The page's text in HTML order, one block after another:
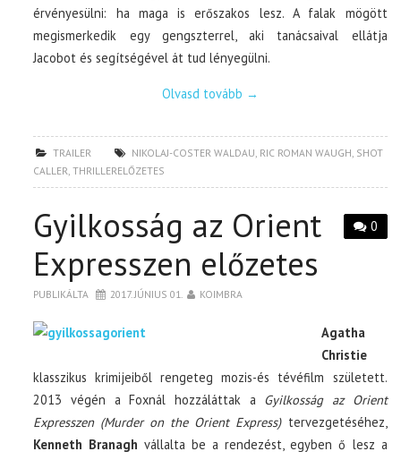
érvényesülni: ha maga is erőszakos lesz. A falak mögött
megismerkedik egy gengszterrel, aki tanácsaival ellátja
Jacobot és segítségével át tud lényegülni.
Olvasd tovább →
TRAILER NIKOLAJ-COSTER WALDAU, RIC ROMAN WAUGH, SHOT
CALLER,THRILLERELŐZETES
0
Gyilkosság az Orient
Expresszen előzetes
PUBLIKÁLTA 2017. JÚNIUS 01. KOIMBRA
Agatha
Christie
klasszikus krimijeiből rengeteg mozis-és tévéfilm született.
2013 végén a Foxnál hozzáláttak a Gyilkosság az Orient
Expresszen (Murder on the Orient Express)tervezgetéséhez,
Kenneth Branagh vállalta be a rendezést, egyben ő lesz a